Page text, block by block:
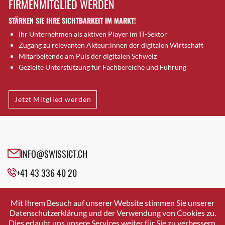
Brugg AG
Brütten
Bubendorf
Bubikon
Buchs (SG)
Bäretswil
Bülach
Cazis
Crissier
Davos Platz
Dierikon
Dietikon
FIRMENMITGLIED WERDEN
STÄRKEN SIE IHRE SICHTBARKEIT IM MARKT!
Ihr Unternehmen als aktiven Player im IT-Sektor
Zugang zu relevanten Akteur:innen der digitalen Wirtschaft
Mitarbeitende am Puls der digitalen Schweiz
Gezielte Unterstützung für Fachbereiche und Führung
Jetzt Mitglied werden
INFO@SWISSICT.CH
+41 43 336 40 20
SWISSICT
VULKANSTRASSE 120
8048 ZURICH
Mit Ihrem Besuch auf unserer Website stimmen Sie unserer
Datenschutzerklärung und der Verwendung von Cookies zu.
Dies erlaubt uns unsere Services weiter für Sie zu verbessern.